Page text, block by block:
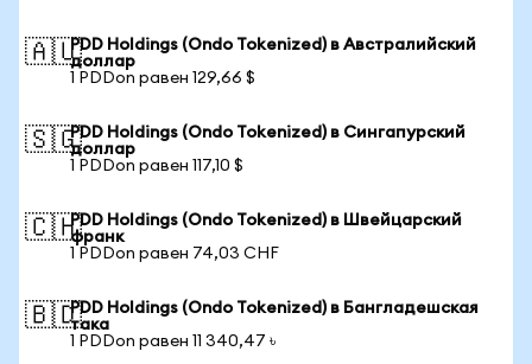
🇦🇺PDD Holdings (Ondo Tokenized) в Австралийский
доллар
1 PDDon равен 129,66 $
🇸🇬PDD Holdings (Ondo Tokenized) в Сингапурский
доллар
1 PDDon равен 117,10 $
🇨🇭PDD Holdings (Ondo Tokenized) в Швейцарский
франк
1 PDDon равен 74,03 CHF
🇧🇩PDD Holdings (Ondo Tokenized) в Бангладешская
така
1 PDDon равен 11 340,47 ৳